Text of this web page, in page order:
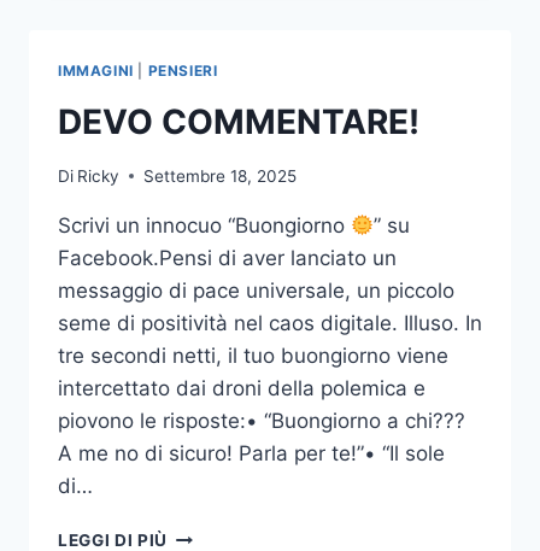
DOVRESTI
FARLO
TU)
IMMAGINI PENSIERI
DEVO COMMENTARE!
Di Ricky Settembre 18, 2025
Scrivi un innocuo “Buongiorno
” su
Facebook.Pensi di aver lanciato un
messaggio di pace universale, un piccolo
seme di positività nel caos digitale. Illuso. In
tre secondi netti, il tuo buongiorno viene
intercettato dai droni della polemica e
piovono le risposte:• “Buongiorno a chi???
A me no di sicuro! Parla per te!”• “Il sole
di…
LEGGI DI PIÙ DEVO